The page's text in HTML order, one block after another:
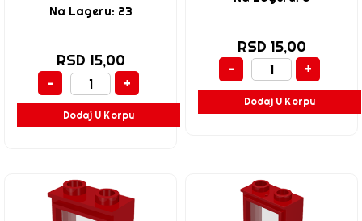
Na Lageru: 23
RSD 15,00
-
+
Dodaj U Korpu
RSD 15,00
-
+
Dodaj U Korpu